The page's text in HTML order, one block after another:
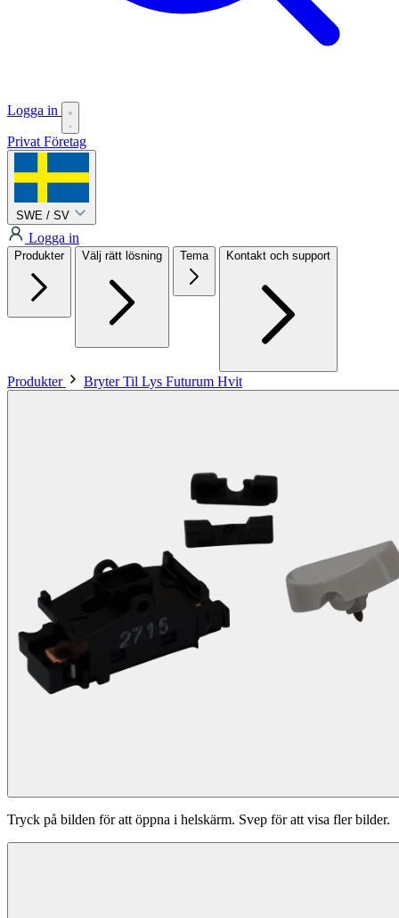
Logga in
Privat Företag
SWE / SV
Logga in
Produkter Välj rätt lösning Tema Kontakt och support
Produkter Bryter Til Lys Futurum Hvit
Tryck på bilden för att öppna i helskärm. Svep för att visa fler bilder.